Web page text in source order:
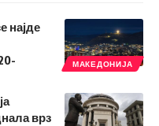
МАКЕДОНИЈА
најде
врз